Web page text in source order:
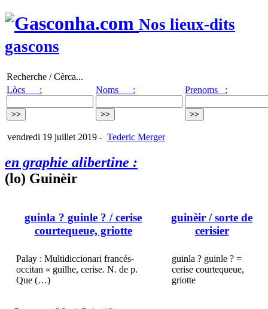
Nos lieux-dits
gascons
Recherche / Cèrca...
Lòcs :
Noms : Prenoms :
vendredi 19 juillet 2019 - Tederic Merger
en graphie alibertine :
(lo) Guinèir
guinla ? guinle ? / cerise
courtequeue, griotte
Palay : Multidiccionari francés-
occitan « guilhe, cerise. N. de p.
Que (…)
guinèir / sorte de
cerisier
guinla ? guinle ? =
cerise courtequeue,
griotte